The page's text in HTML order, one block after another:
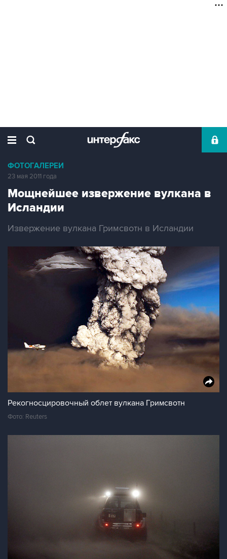
ФОТОГАЛЕРЕИ
23 мая 2011 года
Мощнейшее извержение вулкана в
Исландии
Извержение вулкана Гримсвотн в Исландии
Рекогносцировочный облет вулкана Гримсвотн
Фото: Reuters